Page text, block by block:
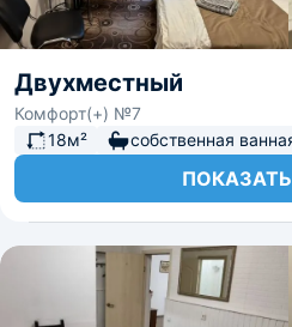
Двухместный
Комфорт(+) №7
18м²
собственная